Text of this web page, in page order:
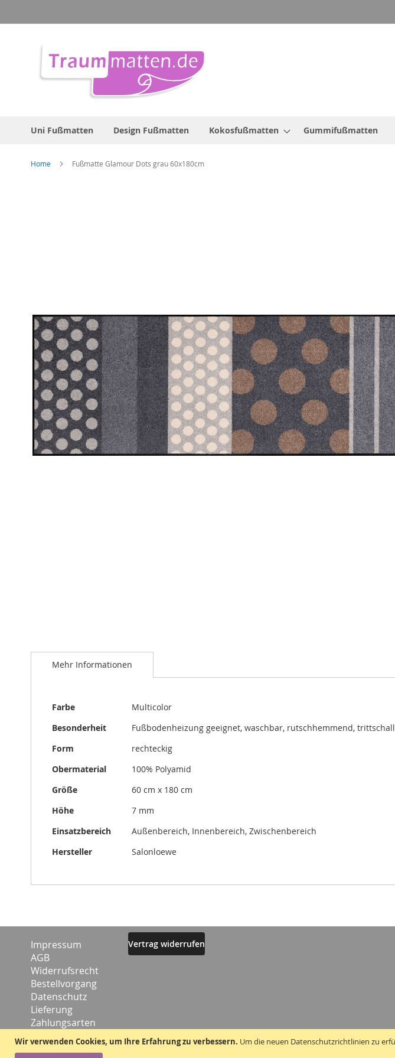
Wir verwenden Cookies, um Ihre Erfahrung zu verbessern. Um die neuen Datenschutzrichtlinien zu
zum
Uni Fußmatten Design Fußmatten Kokosfußmatten Gummifußmatten
Home Fußmatte Glamour Dots grau 60x180cm
Mehr Informationen
Mehr
Farbe
Multicolor
Besonderheit
Fußbodenheizung geeignet, waschbar, rutschhemmend,
Form
rechteckig
Obermaterial
100% Polyamid
Größe
60 cm x 180 cm
Höhe
7 mm
Einsatzbereich
Außenbereich, Innenbereich, Zwischenbereich
Hersteller
Salonloewe
Impressum
AGB
Widerrufsrecht
Bestellvorgang
Datenschutz
Lieferung
Zahlungsarten
Kontakt
Vertrag widerrufen